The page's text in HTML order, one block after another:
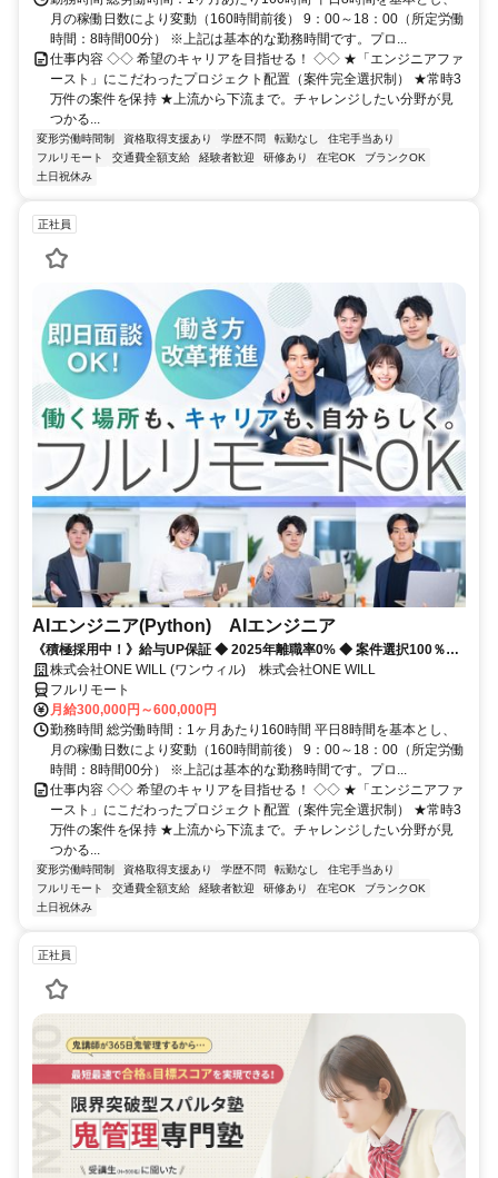
月の稼働日数により変動（160時間前後） 9：00～18：00（所定労働
時間：8時間00分） ※上記は基本的な勤務時間です。プロ...
仕事内容 ◇◇ 希望のキャリアを目指せる！ ◇◇ ★「エンジニアファ
ースト」にこだわったプロジェクト配置（案件完全選択制） ★常時3
万件の案件を保持 ★上流から下流まで。チャレンジしたい分野が見
つかる...
変形労働時間制 資格取得支援あり 学歴不問 転勤なし
住宅手当あり
フルリモート
交通費全額支給 経験者歓迎 研修あり 在宅OK
ブランクOK
土日祝休み
正社員
AIエンジニア(Python) AIエンジニア
《積極採用中！》給与UP保証 ◆ 2025年離職率0% ◆ 案件選択100％！
◆ 平均残業7時間！
株式会社ONE WILL (ワンウィル) 株式会社ONE WILL
フルリモート
月給300,000円～600,000円
勤務時間 総労働時間：1ヶ月あたり160時間 平日8時間を基本とし、
月の稼働日数により変動（160時間前後） 9：00～18：00（所定労働
時間：8時間00分） ※上記は基本的な勤務時間です。プロ...
仕事内容 ◇◇ 希望のキャリアを目指せる！ ◇◇ ★「エンジニアファ
ースト」にこだわったプロジェクト配置（案件完全選択制） ★常時3
万件の案件を保持 ★上流から下流まで。チャレンジしたい分野が見
つかる...
変形労働時間制 資格取得支援あり 学歴不問 転勤なし
住宅手当あり
フルリモート
交通費全額支給 経験者歓迎 研修あり 在宅OK
ブランクOK
土日祝休み
正社員